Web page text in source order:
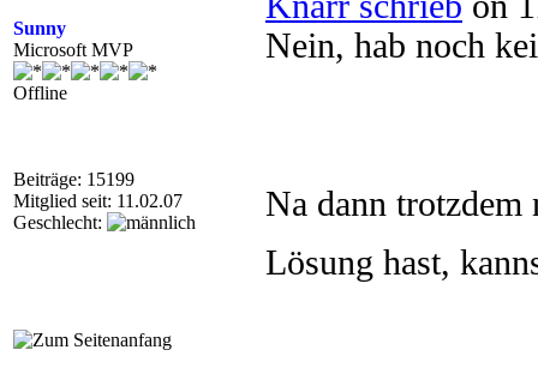
Sunny
Microsoft MVP
Offline
Beiträge: 15199
Mitglied seit: 11.02.07
Geschlecht:
Nein, hab noch
Na dann
Lösung hast,